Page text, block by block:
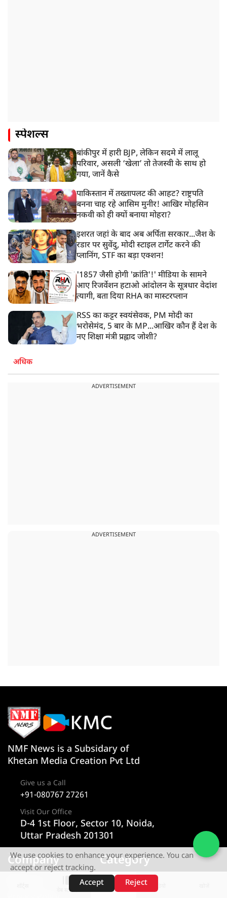
स्पेशल्स
बांकीपुर में हारी BJP, लेकिन सदमे में लालू
परिवार, असली ‘खेला’ तो तेजस्वी के साथ हो
गया, जानें कैसे
पाकिस्तान में तख्तापलट की आहट? राष्ट्रपति
बनना चाह रहे आसिम मुनीर! आखिर मोहसिन
नकवी को ही क्यों बनाया मोहरा?
इशरत जहां के बाद अब अर्पिता सरकार...जैश के
रडार पर सुवेंदु, मोदी स्टाइल टार्गेट करने की
प्लानिंग, STF का बड़ा एक्शन!
'1857 जैसी होगी 'क्रांति'!' मीडिया के सामने
आए रिजर्वेशन हटाओ आंदोलन के सूत्रधार वेदांश
त्यागी, बता दिया RHA का मास्टरप्लान
RSS का कट्टर स्वयंसेवक, PM मोदी का
भरोसेमंद, 5 बार के MP...आखिर कौन हैं देश के
नए शिक्षा मंत्री प्रह्लाद जोशी?
अधिक
ADVERTISEMENT
ADVERTISEMENT
वेब स्टोरीज़
NMF News is a Subsidary of
Khetan Media Creation Pvt Ltd
Give us a Call
+91-080767 27261
Visit Our Office
D-4 1st Floor, Sector 10, Noida,
Uttar Pradesh 201301
Company Category
न्यूज
We use cookies to enhance your experience. You can
accept or reject tracking.
Accept
Reject